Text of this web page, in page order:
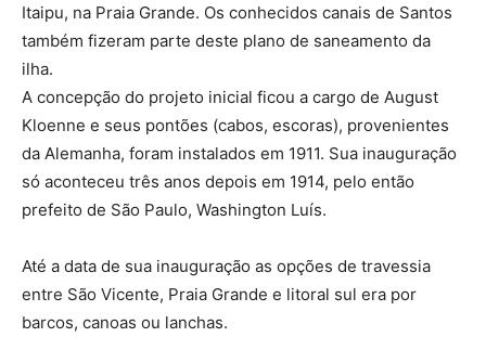
Itaipu, na Praia Grande. Os conhecidos canais de Santos
também fizeram parte deste plano de saneamento da
ilha.
A concepção do projeto inicial ficou a cargo de August
Kloenne e seus pontões (cabos, escoras), provenientes
da Alemanha, foram instalados em 1911. Sua inauguração
só aconteceu três anos depois em 1914, pelo então
prefeito de São Paulo, Washington Luís.
Até a data de sua inauguração as opções de travessia
entre São Vicente, Praia Grande e litoral sul era por
barcos, canoas ou lanchas.